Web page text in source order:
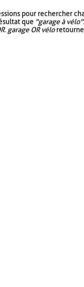
pour rechercher
que "garage à vélo".
. garage OR vélo